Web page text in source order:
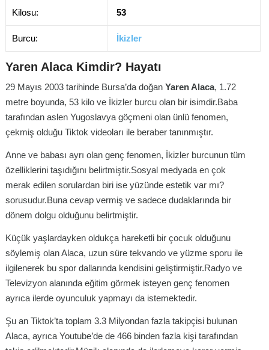
Kilosu: 53
Burcu: İkizler
Yaren Alaca Kimdir? Hayatı
29 Mayıs 2003 tarihinde Bursa’da doğan Yaren Alaca, 1.72
metre boyunda, 53 kilo ve İkizler burcu olan bir isimdir.Baba
tarafından aslen Yugoslavya göçmeni olan ünlü fenomen,
çekmiş olduğu Tiktok videoları ile beraber tanınmıştır.
Anne ve babası ayrı olan genç fenomen, İkizler burcunun tüm
özelliklerini taşıdığını belirtmiştir.Sosyal medyada en çok
merak edilen sorulardan biri ise yüzünde estetik var mı?
sorusudur.Buna cevap vermiş ve sadece dudaklarında bir
dönem dolgu olduğunu belirtmiştir.
Küçük yaşlardayken oldukça hareketli bir çocuk olduğunu
söylemiş olan Alaca, uzun süre tekvando ve yüzme sporu ile
ilgilenerek bu spor dallarında kendisini geliştirmiştir.Radyo ve
Televizyon alanında eğitim görmek isteyen genç fenomen
ayrıca ilerde oyunculuk yapmayı da istemektedir.
Şu an Tiktok’ta toplam 3.3 Milyondan fazla takipçisi bulunan
Alaca, ayrıca Youtube’de de 466 binden fazla kişi tarafından